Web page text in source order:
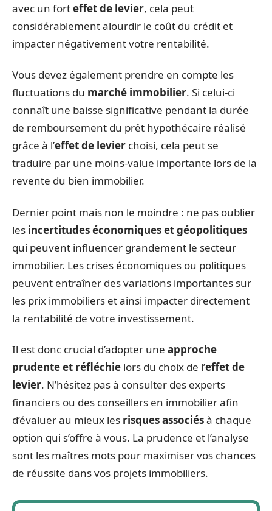
avec un forteffet de levier, cela peut
considérablement alourdir le coût du crédit et
impacter négativement votre rentabilité.
Vous devez également prendre en compte les
fluctuations du marché immobilier. Si celui-ci
connaît une baisse significative pendant la durée
de remboursement du prêt hypothécaire réalisé
grâce à l’effet de levier choisi, cela peut se
traduire par une moins-value importante lors de la
revente du bien immobilier.
Dernier point mais non le moindre : ne pas oublier
les incertitudes économiques et géopolitiques
qui peuvent influencer grandement le secteur
immobilier. Les crises économiques ou politiques
peuvent entraîner des variations importantes sur
les prix immobiliers et ainsi impacter directement
la rentabilité de votre investissement.
Il est donc crucial d’adopter une approche
prudente et réfléchie lors du choix de l’effet de
levier. N’hésitez pas à consulter des experts
financiers ou des conseillers en immobilier afin
d’évaluer au mieux les risques associésà chaque
option qui s’offre à vous. La prudence et l’analyse
sont les maîtres mots pour maximiser vos chances
de réussite dans vos projets immobiliers.